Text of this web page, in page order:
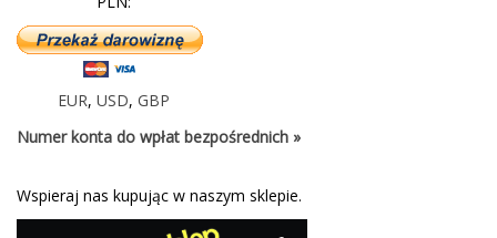
EUR, USD, GBP
Numer konta do wpłat bezpośrednich »
Wspieraj nas kupując w naszym sklepie.